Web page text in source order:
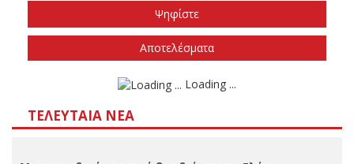
Το φθινόπωρο του 2026
Την άνοιξη του 2027
Δεν ξέρω/δεν απαντώ